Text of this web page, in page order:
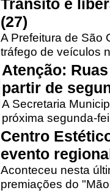
Trânsito é
(27)
A Prefeitura de São
tráfego de veículos
Atenção:
partir de
A Secretaria
próxima segunda-
Centro
evento
Aconteceu nesta
premiações do